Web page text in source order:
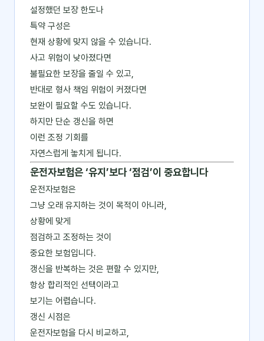
설정했던 보장 한도나
특약 구성은
현재 상황에 맞지 않을 수 있습니다.
사고 위험이 낮아졌다면
불필요한 보장을 줄일 수 있고,
반대로 형사 책임 위험이 커졌다면
보완이 필요할 수도 있습니다.
하지만 단순 갱신을 하면
이런 조정 기회를
자연스럽게 놓치게 됩니다.
운전자보험은 ‘유지’보다 ‘점검’이 중요합니다
운전자보험은
그냥 오래 유지하는 것이 목적이 아니라,
상황에 맞게
점검하고 조정하는 것이
중요한 보험입니다.
갱신을 반복하는 것은 편할 수 있지만,
항상 합리적인 선택이라고
보기는 어렵습니다.
갱신 시점은
운전자보험을 다시 비교하고,